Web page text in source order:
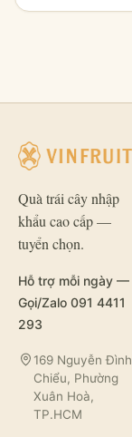
Quà trái cây nhập
khẩu cao cấp —
tuyển chọn.
Hỗ trợ mỗi ngày —
Gọi/Zalo 091 4411
293
169 Nguyễn Đình
Chiểu, Phường
Xuân Hoà,
TP.HCM